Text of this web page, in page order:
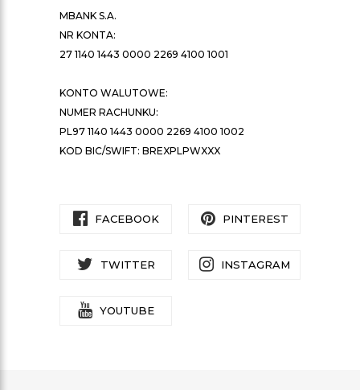
MBANK S.A.
NR KONTA:
27 1140 1443 0000 2269 4100 1001
KONTO WALUTOWE:
NUMER RACHUNKU:
PL97 1140 1443 0000 2269 4100 1002
KOD BIC/SWIFT: BREXPLPWXXX
FACEBOOK PINTEREST
TWITTER INSTAGRAM
YOUTUBE